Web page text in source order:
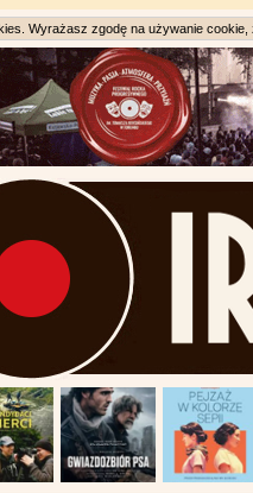
Wyrażasz zgodę na używanie